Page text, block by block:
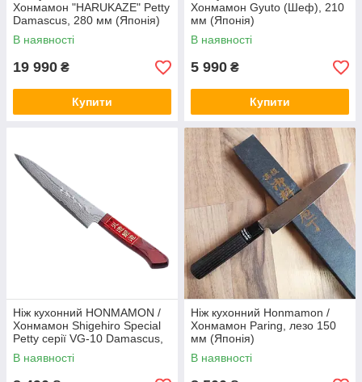
Хонмамон "HARUKAZE" Petty
Damascus, 280 мм (Японія)
В наявності
19 990 ₴
Купити
Хонмамон Gyuto (Шеф), 210
мм (Японія)
В наявності
5 990 ₴
Купити
Ніж кухонний HONMAMON /
Хонмамон Shigehiro Special
Petty серії VG-10 Damascus,
150 мм (Японія)
В наявності
Ніж кухонний Honmamon /
Хонмамон Paring, лезо 150
мм (Японія)
В наявності